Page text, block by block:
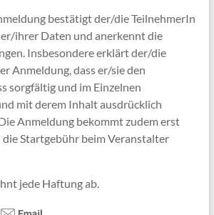
bestätigt der/die TeilnehmerIn
ihrer Daten und anerkennt die
Insbesondere erklärt der/die
Anmeldung, dass er/sie den
sorgfältig und im Einzelnen
mit derem Inhalt ausdrücklich
Anmeldung bekommt zudem erst
Startgebühr beim Veranstalter
jede Haftung ab.